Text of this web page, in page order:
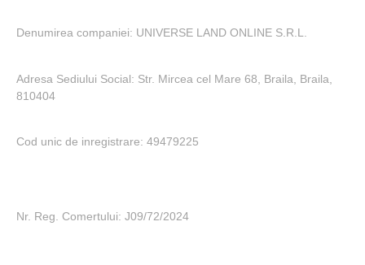
Denumirea companiei: UNIVERSE LAND ONLINE S.R.L.
Adresa Sediului Social: Str. Mircea cel Mare 68, Braila, Braila,
810404
Cod unic de inregistrare: 49479225
Nr. Reg. Comertului: J09/72/2024